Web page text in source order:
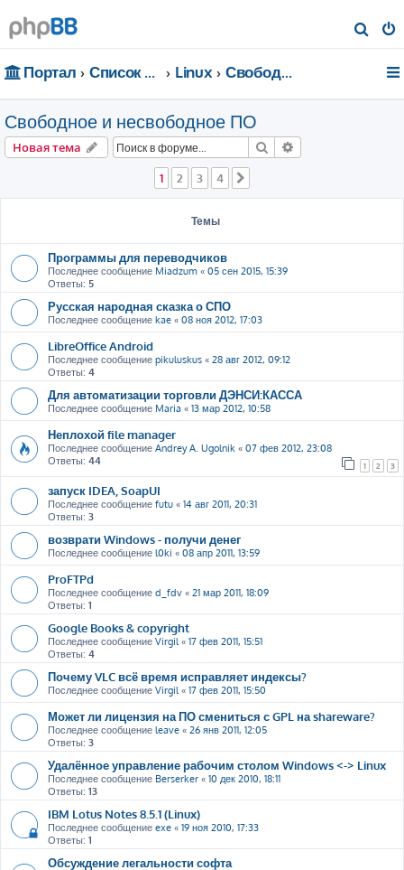
о
Портал Список форумов Linux Свободное и несвободное ПО
Свободное и несвободное ПО
Новая тема Поиск
1 2 3 4
Темы
Программы для переводчиков
Последнее сообщение Miadzum « 05 сен 2015, 15:39
Ответы: 5
Русская народная сказка о СПО
Последнее сообщение kae « 08 ноя 2012, 17:03
LibreOffice Android
Последнее сообщение pikuluskus « 28 авг 2012, 09:12
Ответы: 4
Для автоматизации торговли ДЭНСИ:КАССА
Последнее сообщение Maria « 13 мар 2012, 10:58
Неплохой file manager
Последнее сообщение Andrey A. Ugolnik « 07 фев 2012, 23:08
Ответы: 44 1 2 3
запуск IDEA, SoapUI
Последнее сообщение futu « 14 авг 2011, 20:31
Ответы: 3
возврати Windows - получи денег
Последнее сообщение l0ki « 08 апр 2011, 13:59
ProFTPd
Последнее сообщение d_fdv « 21 мар 2011, 18:09
Ответы: 1
Google Books & copyright
Последнее сообщение Virgil« 17 фев 2011, 15:51
Ответы: 4
Почему VLC всё время исправляет индексы?
Последнее сообщение Virgil« 17 фев 2011, 15:50
Может ли лицензия на ПО смениться с GPL на shareware?
Последнее сообщение leave « 26 янв 2011, 12:05
Ответы: 3
Удалённое управление рабочим столом Windows <-> Linux
Последнее сообщение Berserker « 10 дек 2010, 18:11
Ответы: 13
IBM Lotus Notes 8.5.1 (Linux)
Последнее сообщение exe « 19 ноя 2010, 17:33
Ответы: 1
Обсуждение легальности софта